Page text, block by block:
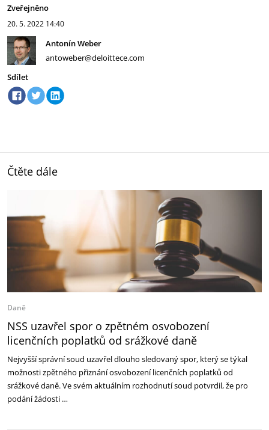
Zveřejněno
20. 5. 2022 14:40
Antonín Weber
antoweber@deloittece.com
Sdílet
Čtěte dále
Daně
NSS uzavřel spor o zpětném osvobození
licenčních poplatků od srážkové daně
Nejvyšší správní soud uzavřel dlouho sledovaný spor, který se týkal
možnosti zpětného přiznání osvobození licenčních poplatků od
srážkové daně. Ve svém aktuálním rozhodnutí soud potvrdil, že pro
podání žádosti …